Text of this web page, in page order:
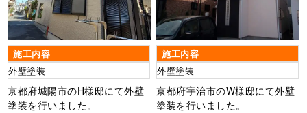
施工内容
外壁塗装
京都府城陽市のH様邸にて外壁
塗装を行いました。
施工内容
外壁塗装
京都府宇治市のW様邸にて外壁
塗装を行いました。